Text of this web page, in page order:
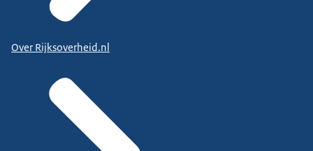
Over Rijksoverheid.nl